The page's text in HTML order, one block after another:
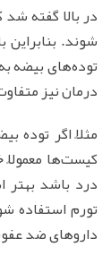
در بالا گفته
شوند.
توده‌های بیضه
درمان نیز
مثلاً اگر توده
کیست‌ها معمولاً
درد باشد
تورم استفاده
داروهای ضد